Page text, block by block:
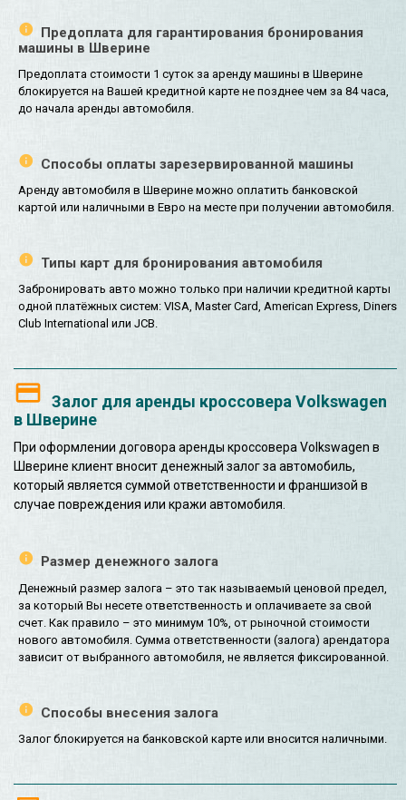
Предоплата для гарантирования бронирования
машины в Шверине
Предоплата стоимости 1 суток за аренду машины в Шверине
блокируется на Вашей кредитной карте не позднее чем за 84 часа,
до начала аренды автомобиля.
Способы оплаты зарезервированной машины
Аренду автомобиля в Шверине можно оплатить банковской
картой или наличными в Евро на месте при получении автомобиля.
Типы карт для бронирования автомобиля
Забронировать авто можно только при наличии кредитной карты
одной платёжных систем: VISA, Master Card, American Express, Diners
Club International или JCB.
Залог для аренды кроссовера Volkswagen
в Шверине
При оформлении договора аренды кроссовера Volkswagen в
Шверине клиент вносит денежный залог за автомобиль,
который является суммой ответственности и франшизой в
случае повреждения или кражи автомобиля.
Размер денежного залога
Денежный размер залога – это так называемый ценовой предел,
за который Вы несете ответственность и оплачиваете за свой
счет. Как правило – это минимум 10%, от рыночной стоимости
нового автомобиля. Сумма ответственности (залога) арендатора
зависит от выбранного автомобиля, не является фиксированной.
Способы внесения залога
Залог блокируется на банковской карте или вносится наличными.